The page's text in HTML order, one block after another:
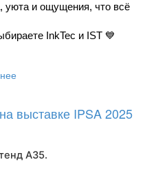
уюта и ощущения, что всё
InkTec и IST 💙
выставке IPSA 2025
A35.